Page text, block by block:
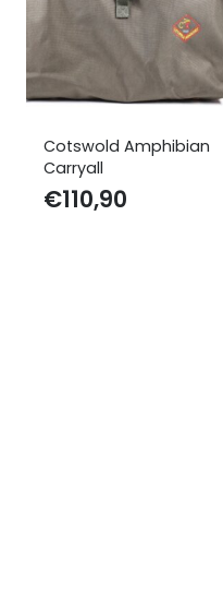
Cotswold Amphibian
Carryall
€110,90